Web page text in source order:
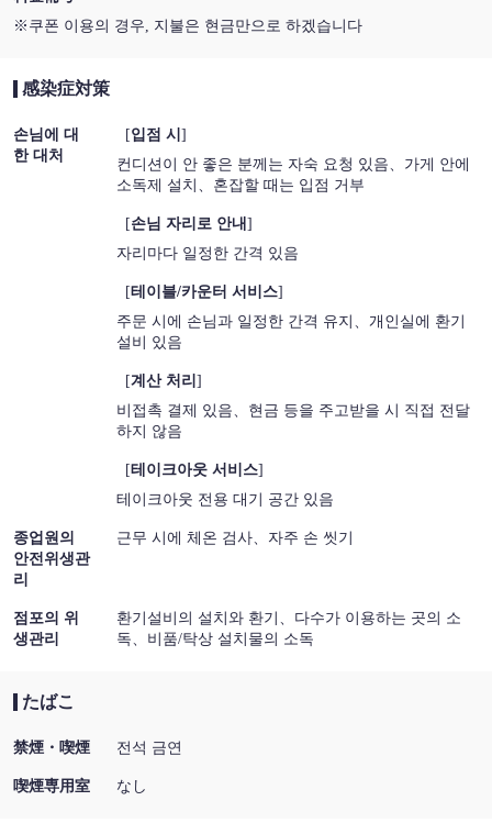
※쿠폰 이용의 경우, 지불은 현금만으로 하겠습니다
感染症対策
손님에 대
한 대처
[입점 시 ]
컨디션이 안 좋은 분께는 자숙 요청 있음
가게 안에
소독제 설치
혼잡할 때는 입점 거부
[손님 자리로 안내 ]
자리마다 일정한 간격 있음
[테이블/카운터 서비스]
주문 시에 손님과 일정한 간격 유지
개인실에 환기
설비 있음
[계산 처리 ]
비접촉 결제 있음
현금 등을 주고받을 시 직접 전달
하지 않음
[테이크아웃 서비스]
테이크아웃 전용 대기 공간 있음
종업원의
안전위생관
리
근무 시에 체온 검사 자주 손 씻기
점포의 위
생관리
환기설비의 설치와 환기
다수가 이용하는 곳의 소
독
비품/탁상 설치물의 소독
たばこ
禁煙・喫煙 전석 금연
喫煙専用室 なし